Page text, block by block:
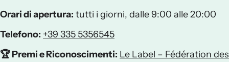
Orari di apertura: tutti i giorni, dalle 9:00 alle 20:00
Telefono: +39 335 5356545
🏆 Premi e Riconoscimenti: Le Label – Fédération des